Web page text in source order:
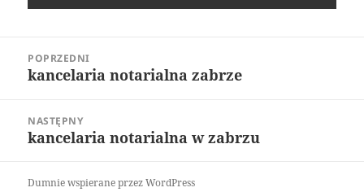
wpisuPOPRZEDNI
Poprzedni
kancelaria notarialna zabrze
NASTĘPNY
Następny
kancelaria notarialna w zabrzu
Dumnie wspierane przez WordPress